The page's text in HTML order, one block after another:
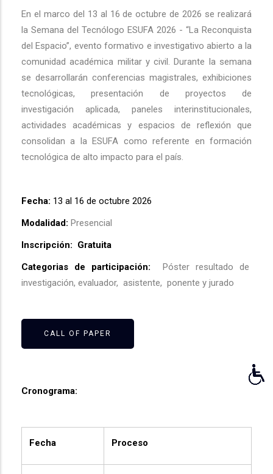
En el marco del 13 al 16 de octubre de 2026 se realizará
la Semana del Tecnólogo ESUFA 2026 - “La Reconquista
del Espacio”, evento formativo e investigativo abierto a la
comunidad académica militar y civil. Durante la semana
se desarrollarán conferencias magistrales, exhibiciones
tecnológicas, presentación de proyectos de
investigación aplicada, paneles interinstitucionales,
actividades académicas y espacios de reflexión que
consolidan a la ESUFA como referente en formación
tecnológica de alto impacto para el país.
Fecha: 13 al 16 de octubre 2026
Modalidad: Presencial
Inscripción: Gratuita
Categorias de participación:
Póster resultado de
investigación, evaluador, asistente, ponente y jurado
CALL OF PAPER
Cronograma:
Fecha Proceso